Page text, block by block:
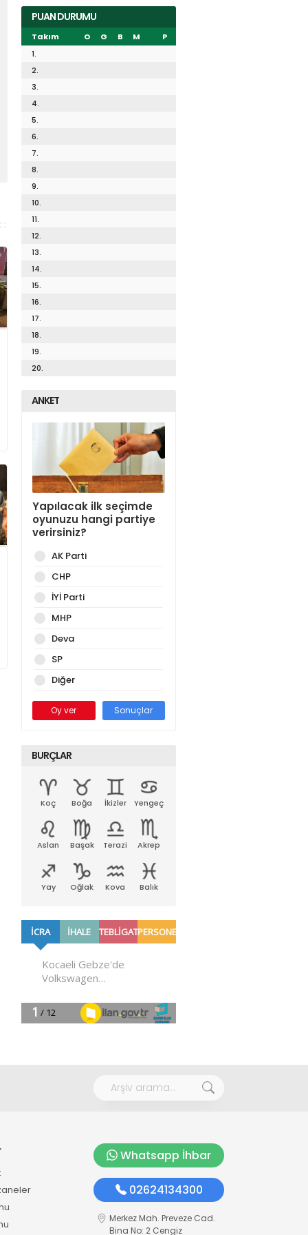
PUAN DURUMU
Takım O G B M
P
1.
2.
3.
4.
5.
6.
7.
8.
9.
10.
11.
12.
13.
14.
15.
16.
17.
18.
19.
20.
ANKET
Yapılacak ilk seçimde
oyunuzu hangi partiye
verirsiniz?
AK Parti
CHP
İYİ Parti
MHP
Deva
SP
Diğer
Oy ver Sonuçlar
BURÇLAR
Koç Boğa İkizler Yengeç
Aslan Başak Terazi Akrep
Yay Oğlak Kova Balık
Whatsapp İhbar
02624134300
Merkez Mah. Preveze Cad.
Bina No: 2 Cengiz